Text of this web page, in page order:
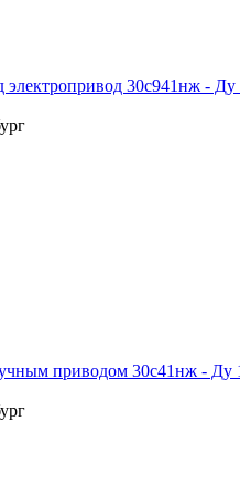
электропривод 30с941нж - Ду
приводом 30с41нж - Ду